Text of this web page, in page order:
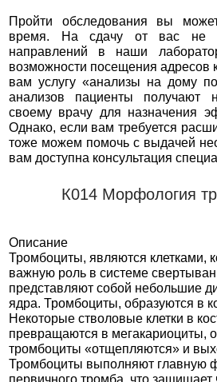
Пройти обследования вы
время. На сдачу от вас не
направлений в наши
возможности посещения адресов
вам услугу «анализы на дому
анализов пациенты получают
своему врачу для назначения
Однако, если вам требуется
тоже можем помочь с выдачей
вам доступна консультация
К014 Морфология
Описание
Тромбоциты, являются клетками,
важную роль в системе
представляют собой небольшие
ядра. Тромбоциты, образуются в
Некоторые стволовые клетки в
превращаются в мегакариоциты,
тромбоциты «отщепляются» и
Тромбоциты выполняют главную
первичного тромба, что